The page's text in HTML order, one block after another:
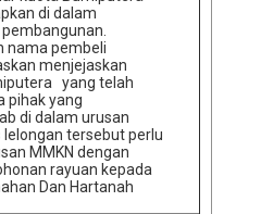
di dalam
nama pembeli
menjejaskan
yang telah
pihak yang
di dalam urusan
lelongan tersebut perlu
MMKN dengan
rayuan kepada
Dan Hartanah